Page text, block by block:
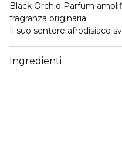
Black Orchid Parfum
fragranza originaria.
Il suo sentore afrodisiaco
confermando il potere del
ylang immersi in rum dorato.
Ingredienti